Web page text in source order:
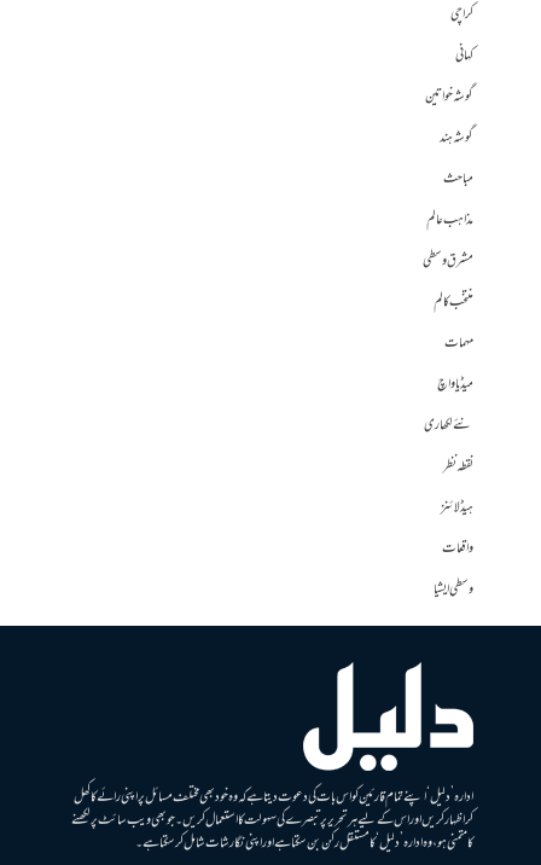
کراچی
کہانی
گوشہ خواتین
گوشہ ہند
مباحث
مذاہب عالم
مشرق وسطی
منتخب کالم
مہمات
میڈیا واچ
نئے لکھاری
نقطہ نظر
ہیڈلائنز
واقعات
وسطی ایشیا
ادارہ ’دلیل‘ اپنے تمام قارئین کو اس بات کی دعوت دیتا ہے کہ وہ خود بھی مختلف مسائل پر اپنی رائے کا کھل
کر اظہار کریں اور اس کے لیے ہر تحریر پر تبصرے کی سہولت کا استعمال کریں۔ جو بھی ویب سائٹ پر لکھنے
کا متمنی ہو، وہ ادارہ ’دلیل‘ کا مستقل رکن بن سکتا ہے اور اپنی نگارشات شامل کرسکتا ہے۔